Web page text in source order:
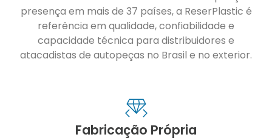
presença em mais de 37 países, a ReserPlastic é
referência em qualidade, confiabilidade e
capacidade técnica para distribuidores e
atacadistas de autopeças no Brasil e no exterior.
Fabricação Própria